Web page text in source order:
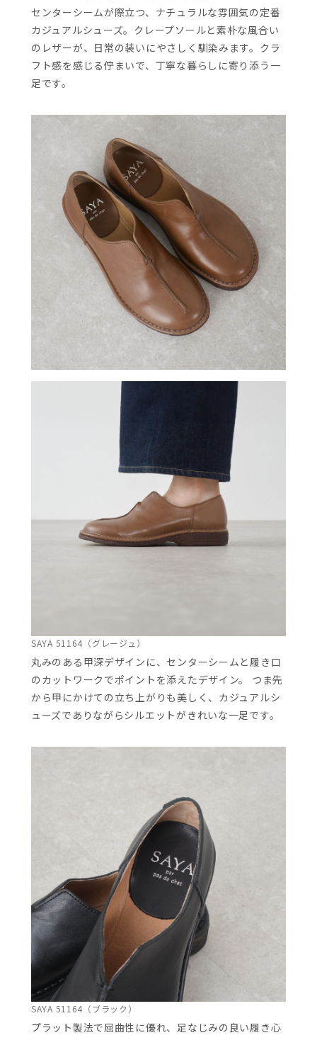
センターシームが際立つ、ナチュラルな雰囲気の定番
カジュアルシューズ。クレープソールと素朴な風合い
のレザーが、日常の装いにやさしく馴染みます。クラ
フト感を感じる佇まいで、丁寧な暮らしに寄り添う一
足です。
SAYA 51164（グレージュ）
丸みのある甲深デザインに、センターシームと履き口
のカットワークでポイントを添えたデザイン。 つま先
から甲にかけての立ち上がりも美しく、カジュアルシ
ューズでありながらシルエットがきれいな一足です。
SAYA 51164（ブラック）
プラット製法で屈曲性に優れ、足なじみの良い履き心